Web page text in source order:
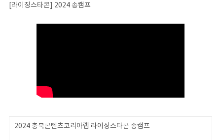
[라이징스타콘] 2024 송캠프
2024 충북콘텐츠코리아랩 라이징스타콘 송캠프